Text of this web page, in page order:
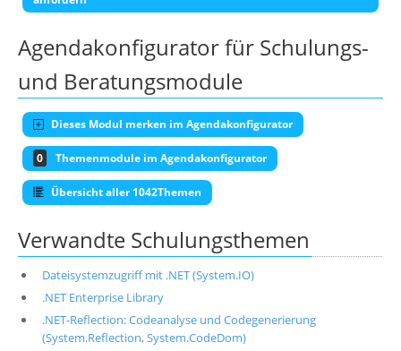
Agendakonfigurator für Schulungs-
und Beratungsmodule
Dieses Modul merken im Agendakonfigurator
0 Themenmodule im Agendakonfigurator
Übersicht aller 1042Themen
Verwandte Schulungsthemen
Dateisystemzugriff mit .NET (System.IO)
.NET Enterprise Library
.NET-Reflection: Codeanalyse und Codegenerierung
(System.Reflection, System.CodeDom)